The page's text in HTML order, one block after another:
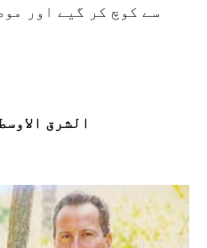
سے کوچ کر گیے اور
الشرق